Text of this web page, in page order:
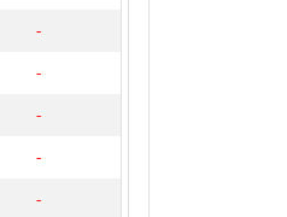
-
-
-
-
-